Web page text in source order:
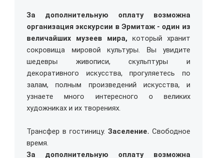
За дополнительную оплату возможна
организация экскурсии в Эрмитаж - один из
величайших музеев мира, который хранит
сокровища мировой культуры. Вы увидите
шедевры живописи, скульптуры и
декоративного искусства, прогуляетесь по
залам, полным произведений искусства, и
узнаете много интересного о великих
художниках и их творениях.
Трансфер в гостиницу. Заселение. Свободное
время.
За дополнительную оплату возможна